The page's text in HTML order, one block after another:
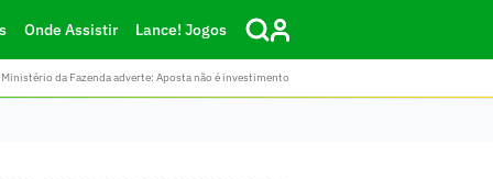
Onde Assistir Lance! Jogos
da Fazenda adverte: Aposta não é investimento